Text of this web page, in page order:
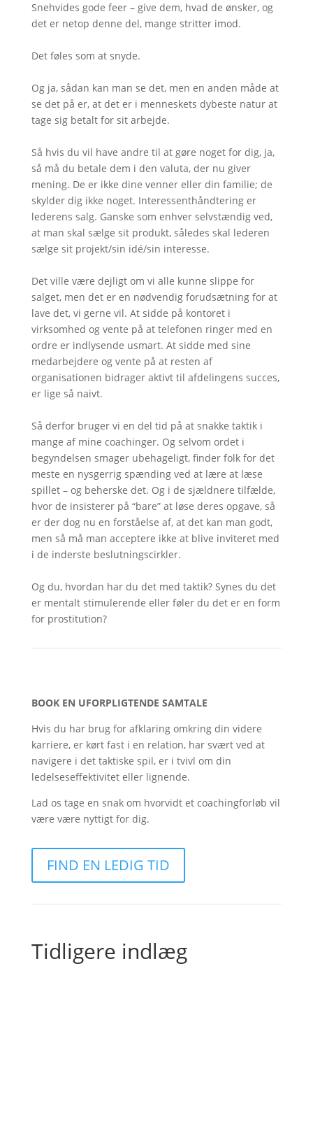
Snehvides gode feer – give dem, hvad de ønsker, og
det er netop denne del, mange stritter imod.
Det føles som at snyde.
Og ja, sådan kan man se det, men en anden måde at
se det på er, at det er i menneskets dybeste natur at
tage sig betalt for sit arbejde.
Så hvis du vil have andre til at gøre noget for dig, ja,
så må du betale dem i den valuta, der nu giver
mening. De er ikke dine venner eller din familie; de
skylder dig ikke noget. Interessenthåndtering er
lederens salg. Ganske som enhver selvstændig ved,
at man skal sælge sit produkt, således skal lederen
sælge sit projekt/sin idé/sin interesse.
Det ville være dejligt om vi alle kunne slippe for
salget, men det er en nødvendig forudsætning for at
lave det, vi gerne vil. At sidde på kontoret i
virksomhed og vente på at telefonen ringer med en
ordre er indlysende usmart. At sidde med sine
medarbejdere og vente på at resten af
organisationen bidrager aktivt til afdelingens succes,
er lige så naivt.
Så derfor bruger vi en del tid på at snakke taktik i
mange af mine coachinger. Og selvom ordet i
begyndelsen smager ubehageligt, finder folk for det
meste en nysgerrig spænding ved at lære at læse
spillet – og beherske det. Og i de sjældnere tilfælde,
hvor de insisterer på “bare” at løse deres opgave, så
er der dog nu en forståelse af, at det kan man godt,
men så må man acceptere ikke at blive inviteret med
i de inderste beslutningscirkler.
Og du, hvordan har du det med taktik? Synes du det
er mentalt stimulerende eller føler du det er en form
for prostitution?
BOOK EN UFORPLIGTENDE SAMTALE
Hvis du har brug for afklaring omkring din videre
karriere, er kørt fast i en relation, har svært ved at
navigere i det taktiske spil, er i tvivl om din
ledelseseffektivitet eller lignende.
Lad os tage en snak om hvorvidt et coachingforløb vil
være være nyttigt for dig.
FIND EN LEDIG TID
Tidligere indlæg